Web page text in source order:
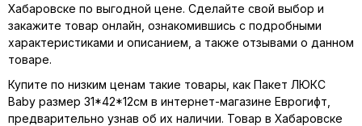
Хабаровске по выгодной цене. Сделайте свой выбор и
закажите товар онлайн, ознакомившись с подробными
характеристиками и описанием, а также отзывами о данном
товаре.
Купите по низким ценам такие товары, как Пакет ЛЮКС
Baby размер 31*42*12см в интернет-магазине Еврогифт,
предварительно узнав об их наличии. Товар в Хабаровске